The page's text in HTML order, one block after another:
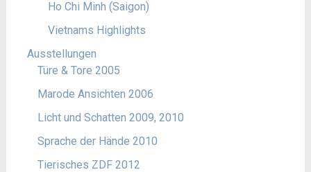
Ho Chi Minh (Saigon)
Vietnams Highlights
Ausstellungen
Türe & Tore 2005
Marode Ansichten 2006
Licht und Schatten 2009, 2010
Sprache der Hände 2010
Tierisches ZDF 2012